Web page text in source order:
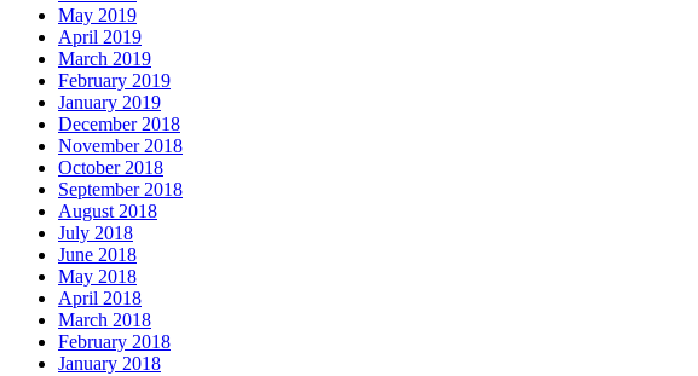
May 2019
April 2019
March 2019
February 2019
January 2019
December 2018
November 2018
October 2018
September 2018
August 2018
July 2018
June 2018
May 2018
April 2018
March 2018
February 2018
January 2018